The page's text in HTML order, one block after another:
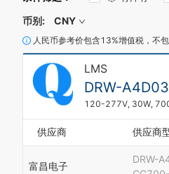
币别:
CNY
人民币参考价包含13%增值税，不
LMS
DRW-
供应商 供应商
富昌电子
DRW-